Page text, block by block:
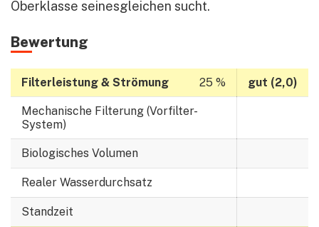
Oberklasse seinesgleichen sucht.
Bewertung
Filterleistung & Strömung gut (2,0)
Mechanische Filterung (Vorfilter-
System)
Biologisches Volumen
Realer Wasserdurchsatz
Standzeit